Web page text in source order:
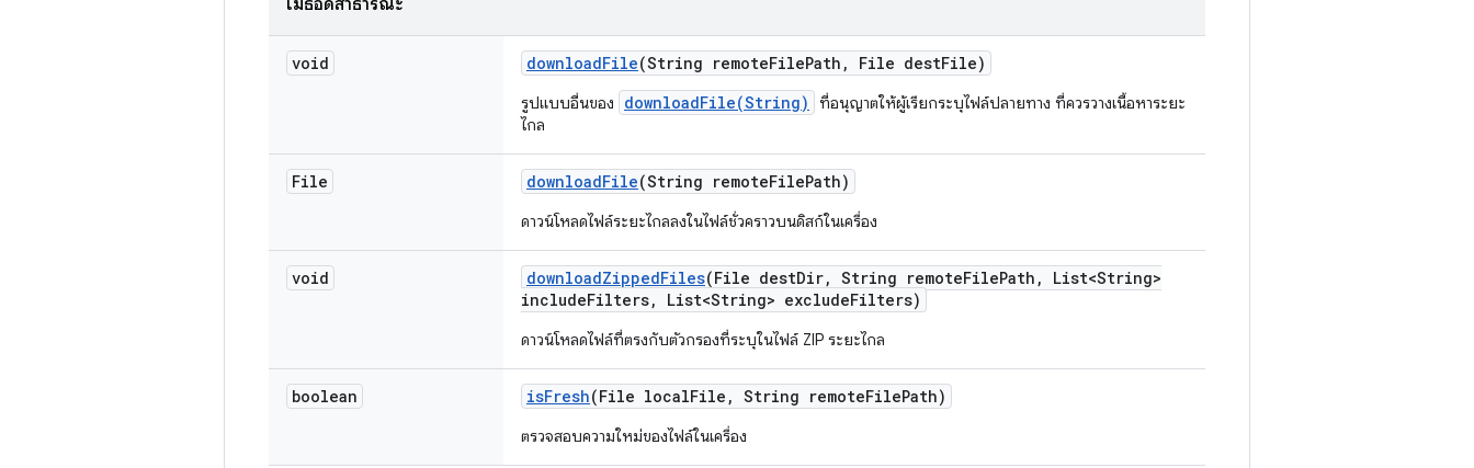
เมธอดสาธารณะ
void downloadFile(String remoteFilePath , File destFile)
รูปแบบอื่นของ downloadFile(String)
ที่อนุญาตให้ผู้เรียกระบุไฟล์ปลายทาง ที่ควรวางเนื้อหาระยะ
ไกล
File downloadFile(String remoteFilePath)
ดาวน์โหลดไฟล์ระยะไกลลงในไฟล์ชั่วคราวบนดิสก์ในเครื่อง
void downloadZippedFiles(File destDir, String remoteFilePath ,
List<String>
includeFilters, List<String> excludeFilters)
ดาวน์โหลดไฟล์ที่ตรงกับตัวกรองที่ระบุในไฟล์ ZIP ระยะไกล
boolean isFresh(File localFile , String remoteFilePath)
ตรวจสอบความใหม่ของไฟล์ในเครื่อง